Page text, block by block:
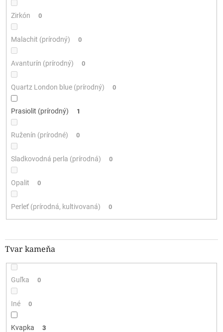
Zirkón 0
Malachit (prírodný) 0
Avanturín (prírodný) 0
Quartz London blue (prírodný) 0
Prasiolit (prírodný) 1
Ruženín (prírodné) 0
Sladkovodná perla (prírodná) 0
Opalit 0
Perleť (prírodná, kultivovaná) 0
Tvar kameňa
Guľka 0
Iné 0
Kvapka 3